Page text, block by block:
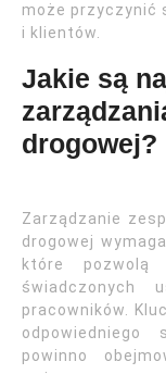
może przyczynić
i klientów.
Jakie są
drogowej?
Zarządzanie
drogowej
które pozwolą
świadczonych
pracowników.
odpowiedniego
powinno